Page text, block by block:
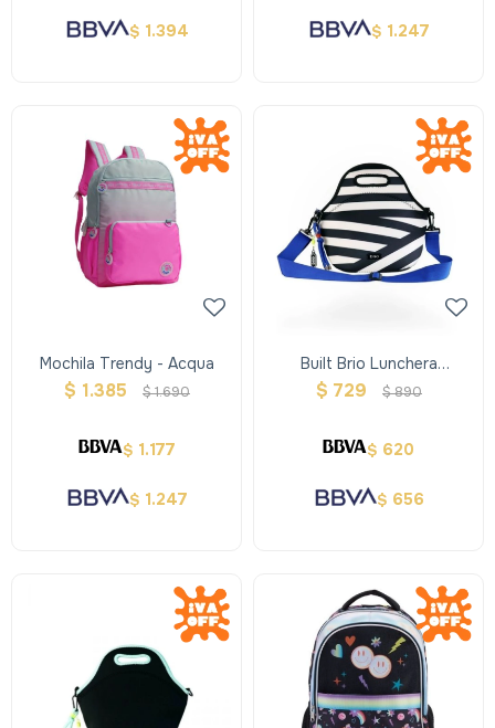
$ 1.394 $ 1.247
Mochila Trendy - Acqua
$ 1.385 $1.690
$ 1.177
$ 1.247
Built Brio Lunchera
Neopreno Brillante Con
$ 729 $890
$ 620
$ 656